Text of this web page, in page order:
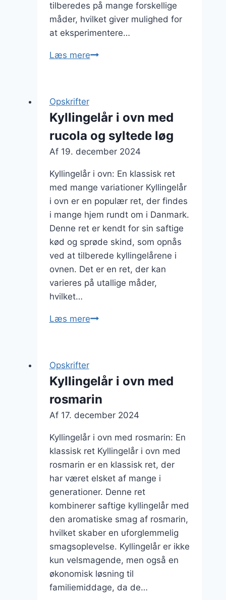
tilberedes på mange forskellige
måder, hvilket giver mulighed for
at eksperimentere…
Læs mereKyllingelår
og
balsamico
Opskrifter
Kyllingelår i ovn med
rucola og syltede løg
Af 19. december 2024
Kyllingelår i ovn: En klassisk ret
med mange variationer Kyllingelår
i ovn er en populær ret, der findes
i mange hjem rundt om i Danmark.
Denne ret er kendt for sin saftige
kød og sprøde skind, som opnås
ved at tilberede kyllingelårene i
ovnen. Det er en ret, der kan
varieres på utallige måder,
hvilket…
Læs mereKyllingelår
rucola
og
syltede
løg
Opskrifter
Kyllingelår i ovn med
rosmarin
Af 17. december 2024
Kyllingelår i ovn med rosmarin: En
klassisk ret Kyllingelår i ovn med
rosmarin er en klassisk ret, der
har været elsket af mange i
generationer. Denne ret
kombinerer saftige kyllingelår med
den aromatiske smag af rosmarin,
hvilket skaber en uforglemmelig
smagsoplevelse. Kyllingelår er ikke
kun velsmagende, men også en
økonomisk løsning til
familiemiddage, da de…